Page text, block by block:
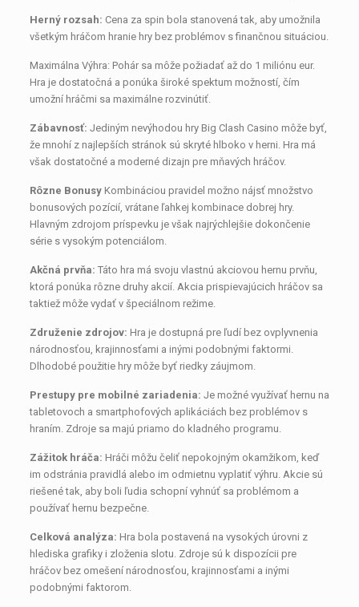
Herný rozsah: Cena za spin bola stanovená tak, aby umožnila
všetkým hráčom hranie hry bez problémov s finančnou situáciou.
Maximálna Výhra: Pohár sa môže požiadať až do 1 miliónu eur.
Hra je dostatočná a ponúka široké spektum možností, čím
umožní hráčmi sa maximálne rozvinútiť.
Zábavnosť: Jediným nevýhodou hry Big Clash Casino môže byť,
že mnohí z najlepších stránok sú skryté hlboko v herni. Hra má
však dostatočné a moderné dizajn pre mňavých hráčov.
Rôzne Bonusy Kombináciou pravidel možno nájsť množstvo
bonusových pozícií, vrátane ľahkej kombinace dobrej hry.
Hlavným zdrojom príspevku je však najrýchlejšie dokončenie
série s vysokým potenciálom.
Akčná prvňa: Táto hra má svoju vlastnú akciovou hernu prvňu,
ktorá ponúka rôzne druhy akcií. Akcia prispievajúcich hráčov sa
taktiež môže vydať v špeciálnom režime.
Združenie zdrojov: Hra je dostupná pre ľudí bez ovplyvnenia
národnosťou, krajinnosťami a inými podobnými faktormi.
Dlhodobé použitie hry môže byť riedky záujmom.
Prestupy pre mobilné zariadenia: Je možné využívať hernu na
tabletovoch a smartphofových aplikáciách bez problémov s
hraním. Zdroje sa majú priamo do kladného programu.
Zážitok hráča: Hráči môžu čeliť nepokojným okamžikom, keď
im odstránia pravidlá alebo im odmietnu vyplatiť výhru. Akcie sú
riešené tak, aby boli ľudia schopní vyhnúť sa problémom a
používať hernu bezpečne.
Celková analýza: Hra bola postavená na vysokých úrovni z
hlediska grafiky i zloženia slotu. Zdroje sú k dispozícii pre
hráčov bez omešení národnosťou, krajinnosťami a inými
podobnými faktorom.